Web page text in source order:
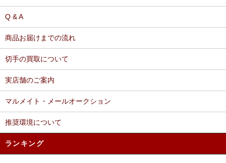
Q & A
商品お届けまでの流れ
切手の買取について
実店舗のご案内
マルメイト・メールオークション
推奨環境について
ランキング